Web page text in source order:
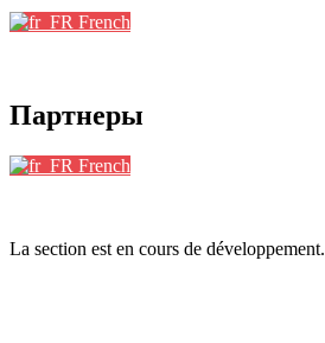
French
Партнеры
French
La section est en cours de développement.